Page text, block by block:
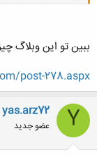
ببین تو این وبلاگ
post-278.aspx
Y
yas.arz72
عضو جدید